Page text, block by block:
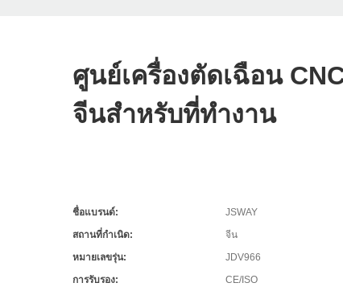
ศูนย์เครื่องตัดเฉือน
จีนสำหรับที่ทำงาน
ชื่อแบรนด์:
JSWAY
สถานที่กำเนิด:
จีน
หมายเลขรุ่น:
JDV966
การรับรอง:
CE/ISO